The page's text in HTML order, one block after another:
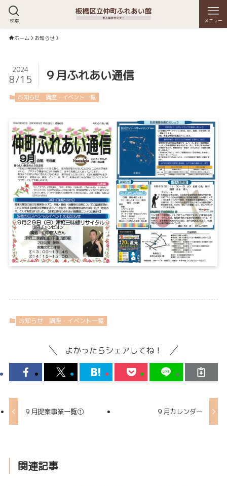
検索 メニュー
ホーム お知らせ
９月ふれあい通信
2024
8/15
お知らせ 講座・イベント一覧
お知らせ 講座・イベント一覧
よかったらシェアしてね！
９月提案事業一覧① ９月カレンダー
関連記事